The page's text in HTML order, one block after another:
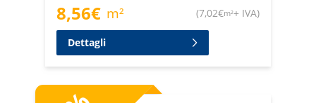
8,56€ m² (7,02€m²+ IVA)
Dettagli